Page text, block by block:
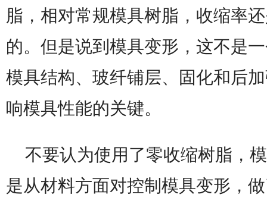
脂，相对常规模具树脂，收缩率
的。但是说到模具变形，这不是
模具结构、玻纤铺层、固化和后
响模具性能的关键。
不要认为使用了零收缩树脂，
是从材料方面对控制模具变形，